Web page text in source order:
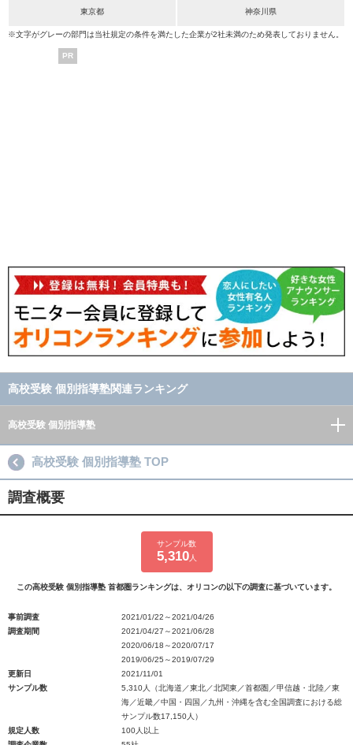
東京都 神奈川県
※文字がグレーの部門は当社規定の条件を満たした企業が2社未満のため発表しておりません。
PR
高校受験 個別指導塾関連ランキング
高校受験 個別指導塾
高校受験 個別指導塾 TOP
調査概要
サンプル数
5,310人
この高校受験 個別指導塾 首都圏ランキングは、オリコンの以下の調査に基づいています。
事前調査
2021/01/22～2021/04/26
調査期間
2021/04/27～2021/06/28
2020/06/18～2020/07/17
2019/06/25～2019/07/29
更新日
2021/11/01
サンプル数
5,310人（北海道／東北／北関東／首都圏／甲信越・北陸／東
海／近畿／中国・四国／九州・沖縄を含む全国調査における総
サンプル数17,150人）
規定人数
100人以上